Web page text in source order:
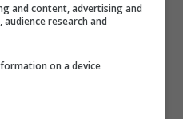
and content, advertising and
research and
on a device